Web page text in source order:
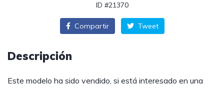
ID #21370
Compartir Tweet
Descripción
Este modelo ha sido vendido, si está interesado en una